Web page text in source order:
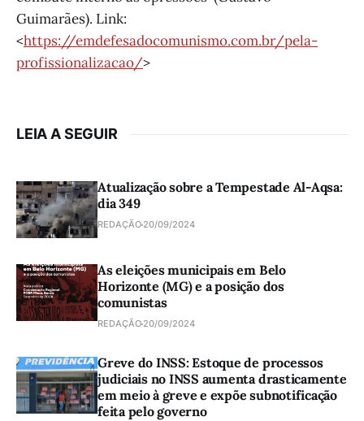
Guimarães). Link:
<https://emdefesadocomunismo.com.br/pela-
profissionalizacao/>
LEIA A SEGUIR
Atualização sobre a Tempestade Al-Aqsa:
dia 349
REDAÇÃO 20/09/2024
As eleições municipais em Belo
Horizonte (MG) e a posição dos
comunistas
REDAÇÃO 20/09/2024
Greve do INSS: Estoque de processos
judiciais no INSS aumenta drasticamente
em meio à greve e expõe subnotificação
feita pelo governo